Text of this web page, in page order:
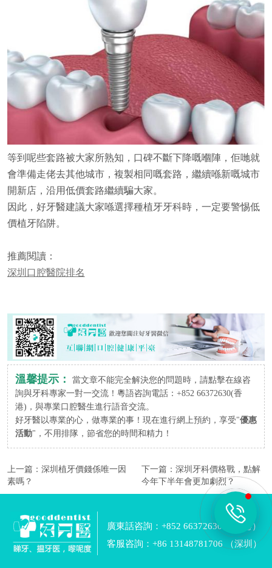
等到呢些套路被大家所熟知，口碑不斷下降嘅嗰陣，佢哋就
會準備走佬去其他城市，複製相同嘅套路，繼續喺新嘅城市
開新店，沿用低價套路繼續騙大家。
因此，好牙醫建議大家喺選擇種植牙牙科時，一定要警惕低
價植牙陷阱。
推薦閱讀：
深圳口腔醫院排名
溫馨提示：
當文章不能完全解決您的問題時，請點擊在線咨
詢與牙科專家一對一交流！粵語咨詢電話：+852 66372630(香
港)，與專業口腔醫生進行語音交流。
好牙醫以專業的心，做專業的事！現在進行網上預約，享受"優惠
活動"，不用排隊，節省您的時間和精力！
上一篇： 深圳植牙價錢係唯一因
素嗎？
下一篇： 深圳牙科價格戰，點解
今年下半年會更加劇烈？
廣東話咨詢：+852 66372630 （香港）
客服咨詢：+86 13148781706 （深圳）